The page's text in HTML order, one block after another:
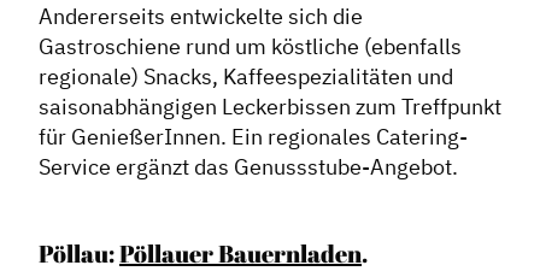
Andererseits entwickelte sich die
Gastroschiene rund um köstliche (ebenfalls
regionale) Snacks, Kaffeespezialitäten und
saisonabhängigen Leckerbissen zum Treffpunkt
für GenießerInnen. Ein regionales Catering-
Service ergänzt das Genussstube-Angebot.
Pöllau:Pöllauer Bauernladen.